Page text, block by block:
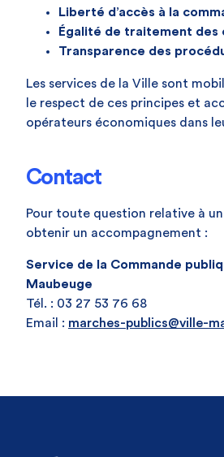
Liberté d’accès à la
Égalité de traitement des
Transparence des
Les services de la Ville sont
le respect de ces principes et
opérateurs économiques dans
Contact
Pour toute question relative à
obtenir un accompagnement :
Service de la Commande
Maubeuge
Tél. : 03 27 53 76 68
Email : marches-publics@ville-